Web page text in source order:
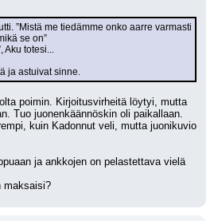
”Mistä me tiedämme onko aarre varmasti
se on”
Aku totesi...
ja astuivat sinne.
poimin. Kirjoitusvirheitä löytyi, mutta
Tuo juonenkäännöskin oli paikallaan.
kuin Kadonnut veli, mutta juonikuvio
ja ankkojen on pelastettava vielä
maksaisi?